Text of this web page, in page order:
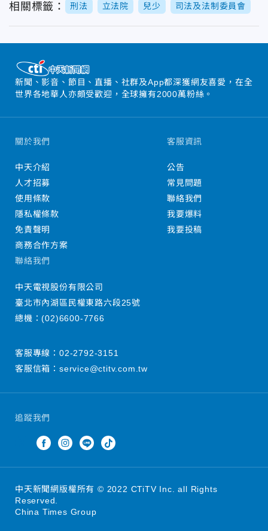
相關標籤： 刑法 立法院 兒少 司法及法制委員會
新聞、影音、節目、直播、社群及App都深獲網友喜愛，在全
世界各地華人亦頗受歡迎，全球擁有2000萬粉絲。
追蹤我們
關於我們
中天介紹
人才招募
使用條款
隱私權條款
免責聲明
商務合作方案
客服資訊
公告
常見問題
聯絡我們
我要爆料
我要投稿
聯絡我們
中天電視股份有限公司
臺北市內湖區民權東路六段25號
總機：(02)6600-7766
客服專線： 02-2792-3151
客服信箱： service@ctitv.com.tw
中天新聞網版權所有 © 2022 CTiTV Inc. all Rights
Reserved.
China Times Group